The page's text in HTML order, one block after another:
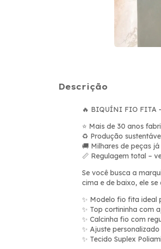
Descrição
🔥 BIQUÍNI FIO FITA
⭐ Mais de 30 anos
♻️ Produção
🚚 Milhares de peças
📏 Regulagem total –
Se você busca a
cima e de baixo, ele
✨ Modelo fio fita ideal
✨ Top cortininha com
✨ Calcinha fio com
✨ Ajuste
✨ Tecido Suplex